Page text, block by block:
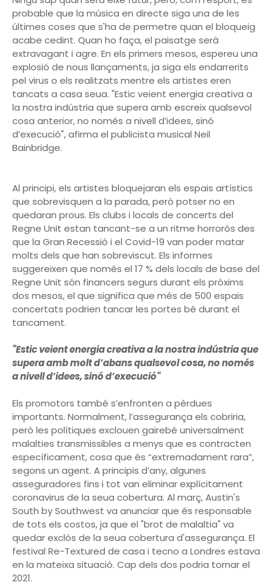
probable que la música en directe siga una de les
últimes coses que s'ha de permetre quan el bloqueig
acabe cedint. Quan ho faça, el paisatge serà
extravagant i agre. En els primers mesos, espereu una
explosió de nous llançaments, ja siga els endarrerits
pel virus o els realitzats mentre els artistes eren
tancats a casa seua. "Estic veient energia creativa a
la nostra indústria que supera amb escreix qualsevol
cosa anterior, no només a nivell d’idees, sinó
d’execució", afirma el publicista musical Neil
Bainbridge.
Al principi, els artistes bloquejaran els espais artístics
que sobrevisquen a la parada, però potser no en
quedaran prous. Els clubs i locals de concerts del
Regne Unit estan tancant-se a un ritme horrorós des
que la Gran Recessió i el Covid-19 van poder matar
molts dels que han sobreviscut. Els informes
suggereixen que només el 17 % dels locals de base del
Regne Unit són financers segurs durant els pròxims
dos mesos, el que significa que més de 500 espais
concertats podrien tancar les portes bé durant el
tancament.
"Estic veient energia creativa a la nostra indústria que
supera amb molt d’abans qualsevol cosa, no només
a nivell d’idees, sinó d’execució"
Els promotors també s’enfronten a pèrdues
importants. Normalment, l’assegurança els cobriria,
però les polítiques exclouen gairebé universalment
malalties transmissibles a menys que es contracten
específicament, cosa que és “extremadament rara”,
segons un agent. A principis d’any, algunes
asseguradores fins i tot van eliminar explícitament
coronavirus de la seua cobertura. Al març, Austin's
South by Southwest va anunciar que és responsable
de tots els costos, ja que el "brot de malaltia" va
quedar exclòs de la seua cobertura d'assegurança. El
festival Re-Textured de casa i tecno a Londres estava
en la mateixa situació. Cap dels dos podria tornar el
2021.